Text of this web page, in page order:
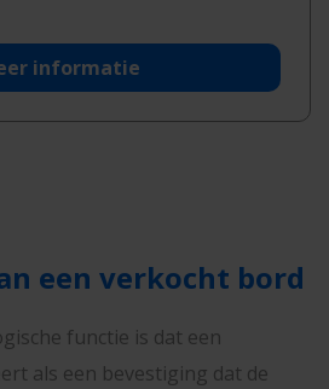
informatie
een verkocht bord
functie is dat een
als een bevestiging dat de